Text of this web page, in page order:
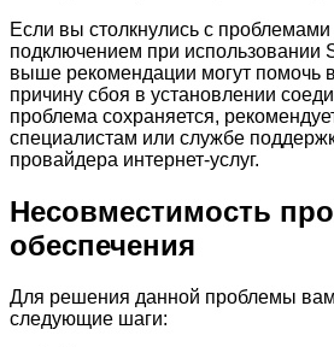
Если вы столкнулись с проблемами
подключением при использовании
выше рекомендации могут помочь
причину сбоя в установлении
проблема сохраняется,
специалистам или службе
провайдера интернет-услуг.
Несовместимость
обеспечения
Для решения данной проблемы
следующие шаги: